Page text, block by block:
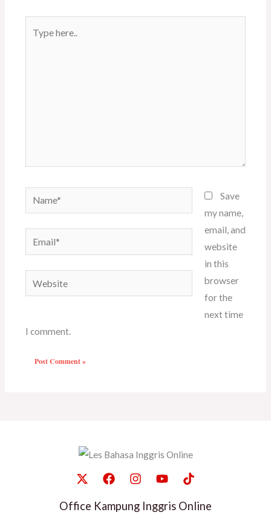
here..
Name*
Email*
Website
Save
my name,
email, and
website
in this
browser
for the
next time
I comment.
Office Kampung Inggris Online